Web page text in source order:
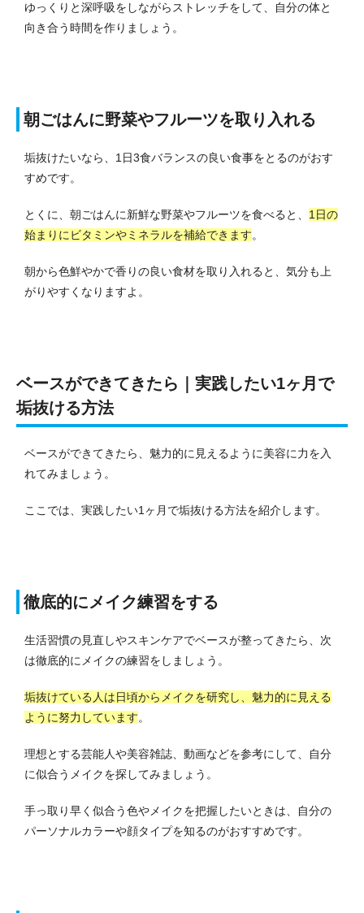
ゆっくりと深呼吸をしながらストレッチをして、自分の体と
向き合う時間を作りましょう。
朝ごはんに野菜やフルーツを取り入れる
垢抜けたいなら、1日3食バランスの良い食事をとるのがおす
すめです。
とくに、朝ごはんに新鮮な野菜やフルーツを食べると、 1日の
始まりにビタミンやミネラルを補給できます。
朝から色鮮やかで香りの良い食材を取り入れると、気分も上
がりやすくなりますよ。
ベースができてきたら｜実践したい1ヶ月で
垢抜ける方法
ベースができてきたら、魅力的に見えるように美容に力を入
れてみましょう。
ここでは、実践したい1ヶ月で垢抜ける方法を紹介します。
徹底的にメイク練習をする
生活習慣の見直しやスキンケアでベースが整ってきたら、次
は徹底的にメイクの練習をしましょう。
垢抜けている人は日頃からメイクを研究し、魅力的に見える
ように努力しています。
理想とする芸能人や美容雑誌、動画などを参考にして、自分
に似合うメイクを探してみましょう。
手っ取り早く似合う色やメイクを把握したいときは、自分の
パーソナルカラーや顔タイプを知るのがおすすめです。